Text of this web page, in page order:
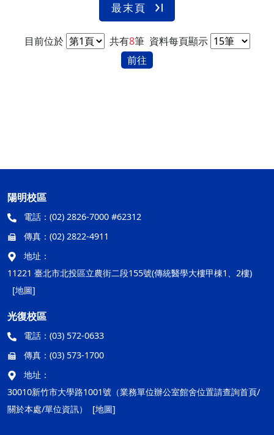
最末頁
目前位於 共有8筆 資料每頁顯示
前往
陽明校區
電話： (02) 2826-7000 #62312
傳真： (02) 2822-4911
地址：
11221 臺北市北投區立農街二段155號(傳統醫學大樓甲棟1、2樓)
[地圖]
光復校區
電話： (03) 572-0633
傳真： (03) 573-1700
地址：
30010新竹市大學路1001號（業務單位辦公室館舍位置請查詢首頁/
關於本處/單位資訊）
[地圖]